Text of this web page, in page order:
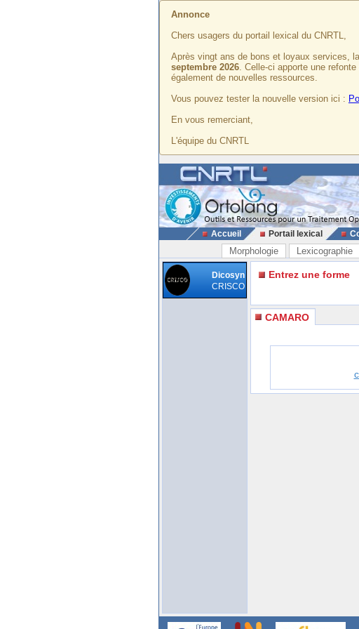
Annonce
Chers usagers du portail lexical du CNRTL,
Après vingt ans de bons et loyaux services,
septembre 2026. Celle-ci apporte une
également de nouvelles ressources.
Vous pouvez tester la nouvelle version ici :
En vous remerciant,
L'équipe du CNRTL
Accueil Portail lexical
Morphologie Lexicographie
Dicosyn
CRISCO
Entrez une forme
CAMARO